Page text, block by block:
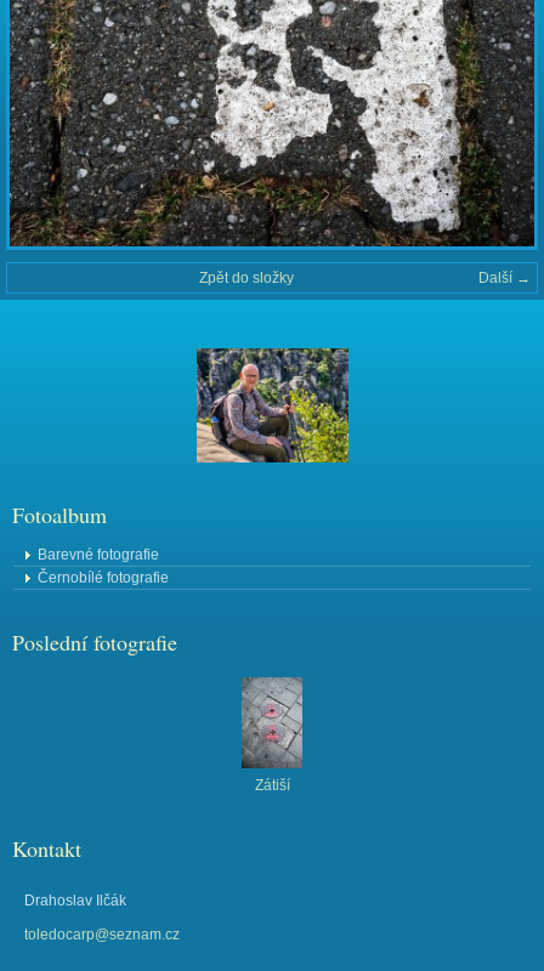
Další →
Zpět do složky
Fotoalbum
Barevné fotografie
Černobílé fotografie
Poslední fotografie
Zátiší
Kontakt
Drahoslav Ilčák
toledocarp@seznam.cz